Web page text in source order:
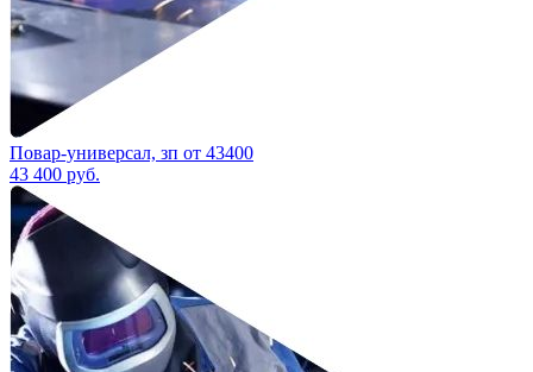
Повар-универсал, зп от 43400
43 400 руб.